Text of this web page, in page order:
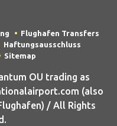
Flughafen Transfers
Haftungsausschluss
Sitemap
OU trading as
(also
/ All Rights